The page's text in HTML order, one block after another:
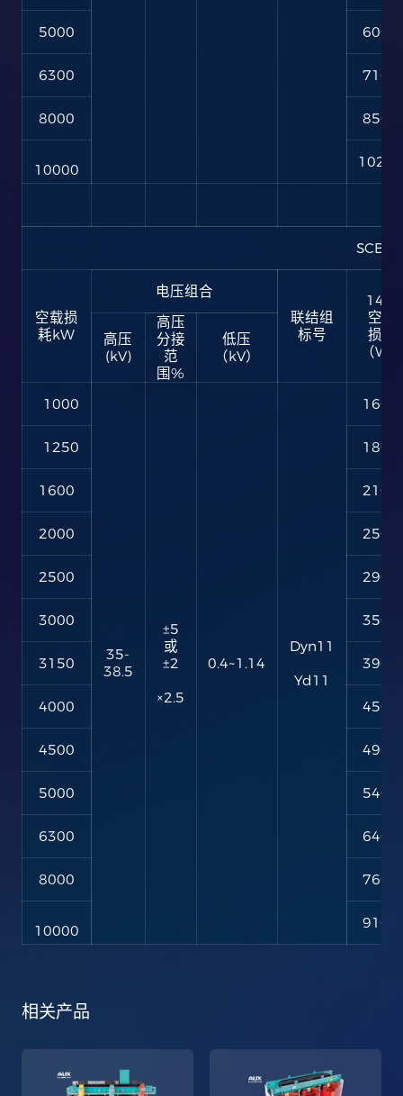
5000 6000
6300 7100
8000 8500
10000
空载损
耗kW
电压组合
联结组
标号
14型
空载
损耗
（W
高压
(kV)
高压
分接
范
围%
低压
（kV）
1000
35-
38.5
±5
或
±2
×2.5
0.4~1.14
Dyn11
Yd11
1600
1250 1800
1600 2100
2000 2500
2500 2900
3000 3500
3150 3900
4000 4500
4500 4900
5000 5400
6300 6400
8000 7600
10000 9100
相关产品